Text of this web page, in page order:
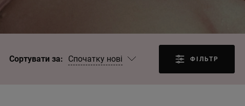
Сортувати за: Спочатку нові ФІЛЬТР